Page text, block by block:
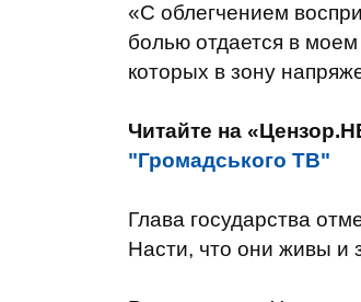
«С облегчением
болью отдается в
которых в зону
Читайте на
"Громадського ТВ"
Глава государства
Насти, что они живы и